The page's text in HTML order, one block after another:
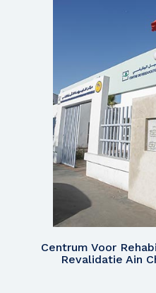
Centrum Voor
Revalidatie Ain